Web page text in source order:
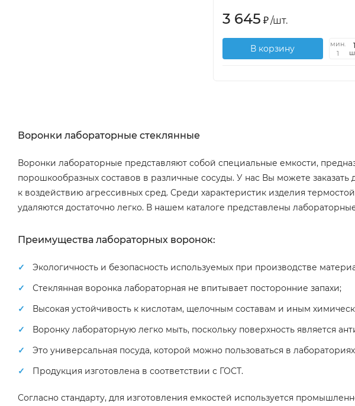
3 645 ₽/шт.
В корзину
мин.
1
Воронки лабораторные стеклянные
Воронки лабораторные представляют собой специальные емкости,
порошкообразных составов в различные сосуды. У нас Вы можете
к воздействию агрессивных сред. Среди характеристик изделия
удаляются достаточно легко. В нашем каталоге представлены
Преимущества лабораторных воронок:
Экологичность и безопасность используемых при производстве
Стеклянная воронка лабораторная не впитывает посторонние запахи;
Высокая устойчивость к кислотам, щелочным составам и иным
Воронку лабораторную легко мыть, поскольку поверхность является
Это универсальная посуда, которой можно пользоваться в
Продукция изготовлена в соответствии с ГОСТ.
Согласно стандарту, для изготовления емкостей используется